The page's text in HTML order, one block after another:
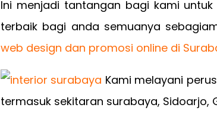
Ini menjadi tantangan bagi kami
terbaik bagi anda semuanya
web design dan promosi online di
Kami melayani
termasuk sekitaran surabaya, Sidoarjo,